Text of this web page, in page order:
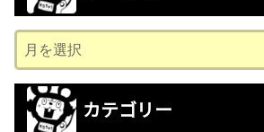
ー
カ
カテゴリー